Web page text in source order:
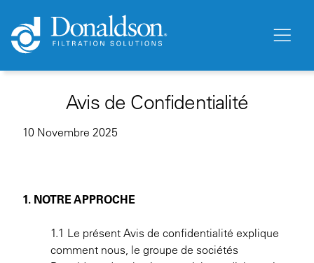
Avis de Confidentialité
10 Novembre 2025
1. NOTRE APPROCHE
1.1 Le présent Avis de confidentialité explique
comment nous, le groupe de sociétés